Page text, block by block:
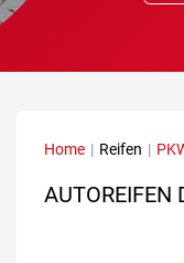
Home | Reifen |
AUTOREIFEN